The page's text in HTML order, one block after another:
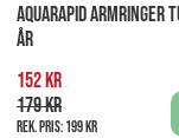
AQUARAPID ARMRINGER
ÅR
152 kr
179 kr
Rek. pris:199 kr